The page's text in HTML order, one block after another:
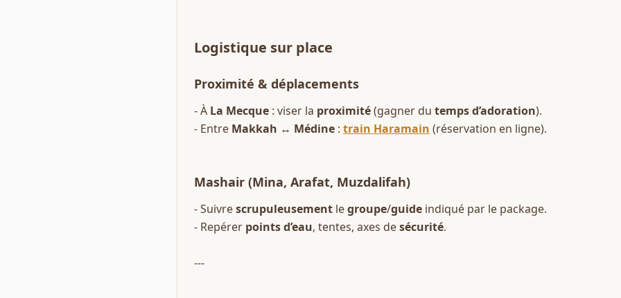
Logistique sur place
Proximité & déplacements
- À La Mecque : viser la proximité (gagner du temps d’adoration).
- Entre Makkah ↔ Médine : train Haramain (réservation en ligne).
Mashair (Mina, Arafat, Muzdalifah)
- Suivre scrupuleusement le groupe/guide indiqué par le package.
- Repérer points d’eau, tentes, axes de sécurité.
---